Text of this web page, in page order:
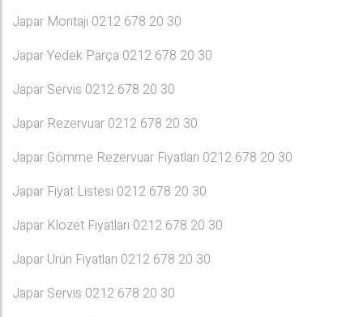
Japar Montajı 0212 678 20 30
Japar Yedek Parça 0212 678 20 30
Japar Servis 0212 678 20 30
Japar Rezervuar 0212 678 20 30
Japar Gömme Rezervuar Fiyatları 0212 678 20 30
Japar Fiyat Listesi 0212 678 20 30
Japar Klozet Fiyatları 0212 678 20 30
Japar Ürün Fiyatları 0212 678 20 30
Japar Servis 0212 678 20 30